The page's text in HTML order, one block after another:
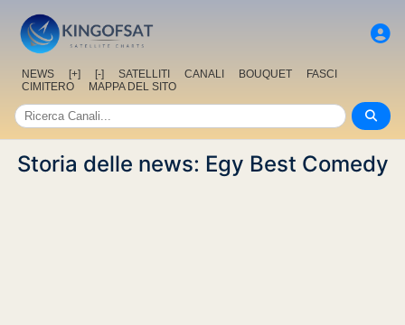
NEWS [+] [-] SATELLITI CANALI BOUQUET
FASCI
CIMITERO
MAPPA DEL SITO
Storia delle news: Egy Best Comedy